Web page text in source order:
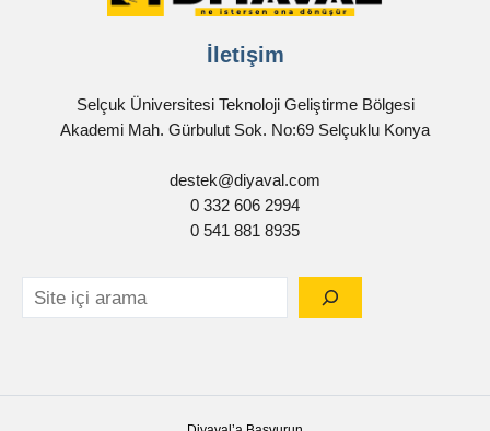
İletişim
Selçuk Üniversitesi Teknoloji Geliştirme Bölgesi
Akademi Mah. Gürbulut Sok. No:69 Selçuklu Konya
destek@diyaval.com
0 332 606 2994
0 541 881 8935